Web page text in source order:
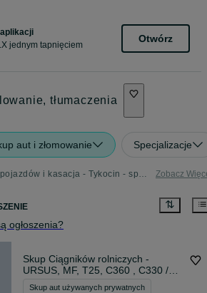
jednym tapnięciem
Otwórz
tłumaczenia
aut i złomowanie Specjalizacje
Skup aut, złomowanie pojazdów i kasacja - Tykocin - sprawdź ogłoszenia Zobacz
ogłoszenia?
Skup Ciągników rolniczych -
URSUS, MF, T25, C360 , C330 /
Cała Polska
Skup aut używanych prywatnych